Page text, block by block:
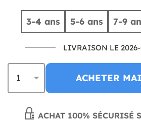
3-4 ans 5-6 ans 7-9
LIVRAISON LE
ACHETER
ACHAT 100% SÉCURISÉ